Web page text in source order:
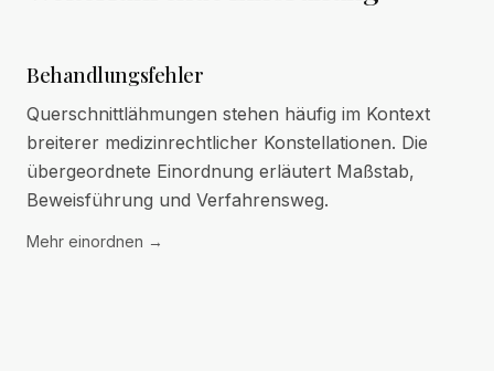
Behandlungsfehler
Querschnittlähmungen stehen häufig im Kontext
breiterer medizinrechtlicher Konstellationen. Die
übergeordnete Einordnung erläutert Maßstab,
Beweisführung und Verfahrensweg.
Mehr einordnen →